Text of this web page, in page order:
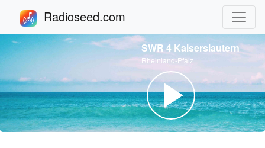
Radioseed.com
SWR 4 Kaiserslautern
Rheinland-Pfalz